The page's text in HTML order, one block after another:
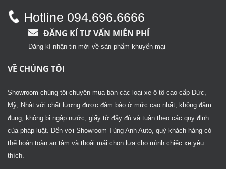
Hotline 094.696.6666
ĐĂNG KÍ TƯ VẤN MIỄN PHÍ
Đăng kí nhận tin mới về sản phẩm khuyến mại
VỀ CHÚNG TÔI
Showroom chúng tôi chuyên mua bán các loại xe ô tô cao cấp Đức,
Mỹ, Nhật với chất lượng được đảm bảo ở mức cao nhất, không đâm
đụng, không bị ngập nước, giấy tờ đầy đủ và tuân theo các quy định
của pháp luật. Đến với Showroom Tùng Anh Auto, quý khách hàng có
thể hoàn toàn an tâm và thoải mái chọn lựa cho mình chiếc xe yêu
thích.